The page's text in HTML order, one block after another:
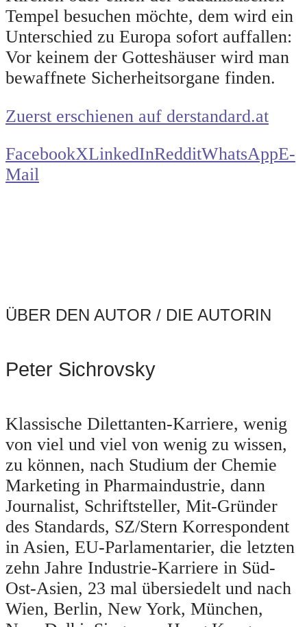
Tempel besuchen möchte, dem wird ein
Unterschied zu Europa sofort auffallen:
Vor keinem der Gotteshäuser wird man
bewaffnete Sicherheitsorgane finden.
Zuerst erschienen auf derstandard.at
FacebookXLinkedInRedditWhatsAppE-
Mail
ÜBER DEN AUTOR / DIE AUTORIN
Peter Sichrovsky
Klassische Dilettanten-Karriere, wenig
von viel und viel von wenig zu wissen,
zu können, nach Studium der Chemie
Marketing in Pharmaindustrie, dann
Journalist, Schriftsteller, Mit-Gründer
des Standards, SZ/Stern Korrespondent
in Asien, EU-Parlamentarier, die letzten
zehn Jahre Industrie-Karriere in Süd-
Ost-Asien, 23 mal übersiedelt und nach
Wien, Berlin, New York, München,